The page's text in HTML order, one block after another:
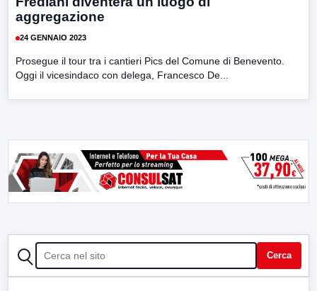
aggregazione
24 GENNAIO 2023
Prosegue il tour tra i cantieri Pics del Comune di Benevento.
Oggi il vicesindaco con delega, Francesco De...
CERCA Cerca